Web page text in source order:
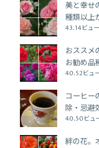
美と幸せ
種類以上
43.14ビュ
おススメ
お勧め品
40.52ビュ
コーヒー
除・忌避
40.50ビュ
絆の花。